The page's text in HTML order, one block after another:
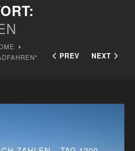
PREV NEXT